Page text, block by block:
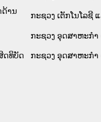
ດ້ານ
ກະຊວງ ເຕັກໂນໂລຊີ
ກະຊວງ ອຸດສາຫະກຳ
ດທິບັດ ກະຊວງ ອຸດສາຫະກຳ